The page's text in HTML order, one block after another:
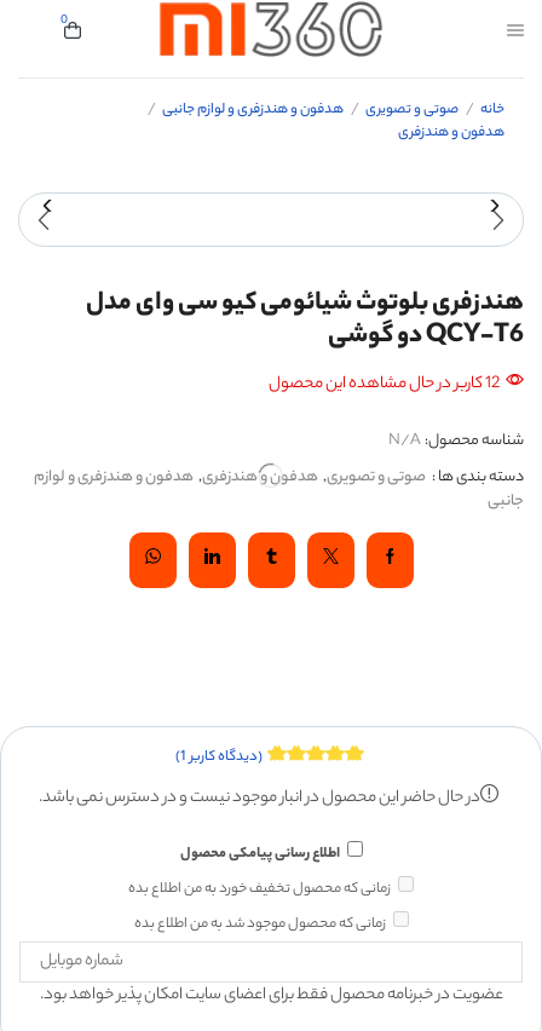
0
خانه / صوتی و تصویری / هدفون و هندزفری و لوازم جانبی /
هدفون و هندزفری
هندزفری بلوتوث شیائومی کیو سی وای مدل
QCY-T6 دو گوشی
12 کاربر در حال مشاهده این محصول
شناسه محصول:N/A
دسته بندی ها : صوتی و تصویری, هدفون و هندزفری, هدفون و هندزفری و لوازم
جانبی
(دیدگاه کاربر1
)
در حال حاضر این محصول در انبار موجود نیست و در دسترس نمی باشد.
اطلاع رسانی پیامکی محصول
زمانی که محصول تخفیف خورد به من اطلاع بده
زمانی که محصول موجود شد به من اطلاع بده
عضویت در خبرنامه محصول فقط برای اعضای سایت امکان پذیر خواهد بود.